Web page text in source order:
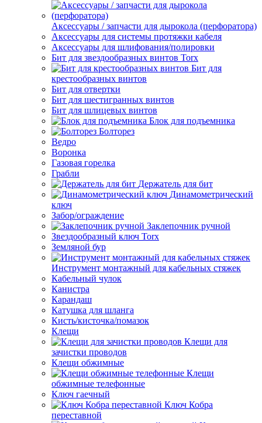
Аксессуары / запчасти для дырокола (перфоратора)
Аксессуары для системы протяжки кабеля
Аксессуары для шлифования/полировки
Бит для звездообразных винтов Torx
Бит для
крестообразных винтов
Бит для отвертки
Бит для шестигранных винтов
Бит для шлицевых винтов
Блок для подъемника
Болторез
Ведро
Воронка
Газовая горелка
Грабли
Держатель для бит
Динамометрический
ключ
Забор/ограждение
Заклепочник ручной
Звездообразный ключ Torx
Земляной бур
Инструмент монтажный для кабельных стяжек
Кабельный чулок
Канистра
Карандаш
Катушка для шланга
Кисть/кисточка/помазок
Клещи
Клещи для
зачистки проводов
Клещи обжимные
Клещи
обжимные телефонные
Ключ гаечный
Ключ Кобра
переставной